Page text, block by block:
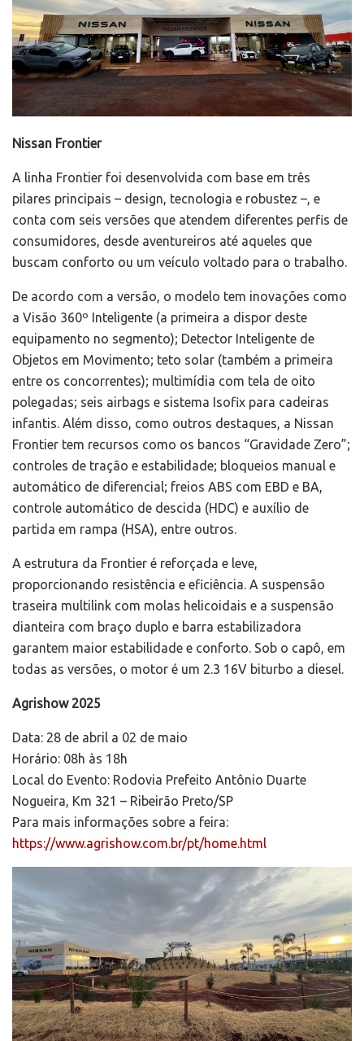
Nissan Frontier
A linha Frontier foi desenvolvida com base em três
pilares principais – design, tecnologia e robustez –, e
conta com seis versões que atendem diferentes perfis de
consumidores, desde aventureiros até aqueles que
buscam conforto ou um veículo voltado para o trabalho.
De acordo com a versão, o modelo tem inovações como
a Visão 360º Inteligente (a primeira a dispor deste
equipamento no segmento); Detector Inteligente de
Objetos em Movimento; teto solar (também a primeira
entre os concorrentes); multimídia com tela de oito
polegadas; seis airbags e sistema Isofix para cadeiras
infantis. Além disso, como outros destaques, a Nissan
Frontier tem recursos como os bancos “Gravidade Zero”;
controles de tração e estabilidade; bloqueios manual e
automático de diferencial; freios ABS com EBD e BA,
controle automático de descida (HDC) e auxílio de
partida em rampa (HSA), entre outros.
A estrutura da Frontier é reforçada e leve,
proporcionando resistência e eficiência. A suspensão
traseira multilink com molas helicoidais e a suspensão
dianteira com braço duplo e barra estabilizadora
garantem maior estabilidade e conforto. Sob o capô, em
todas as versões, o motor é um 2.3 16V biturbo a diesel.
Agrishow 2025
Data: 28 de abril a 02 de maio
Horário: 08h às 18h
Local do Evento: Rodovia Prefeito Antônio Duarte
Nogueira, Km 321 – Ribeirão Preto/SP
Para mais informações sobre a feira:
https://www.agrishow.com.br/pt/home.html